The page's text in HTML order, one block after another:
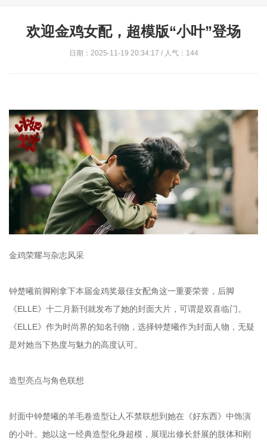
欢迎金鸡女配，超模版“小叶”登场
日期：2025-11-19 20:34:17 / 人气：144
金鸡荣耀与杂志风采
钟楚曦前脚刚拿下本届金鸡奖最佳女配角这一重要荣誉，后脚
《ELLE》十二月新刊就发布了她的封面大片，可谓是双喜临门。
《ELLE》作为时尚界的知名刊物，选择钟楚曦作为封面人物，无疑
是对她当下热度与魅力的高度认可。
造型亮点与角色联想
封面中钟楚曦的羊毛卷造型让人不禁联想到她在《好东西》中饰演
的小叶。她以这一经典造型化身超模，展现出修长舒展的肢体和刚